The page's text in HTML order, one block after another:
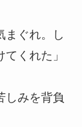
まぐれ。し
くれた」
しみを背負